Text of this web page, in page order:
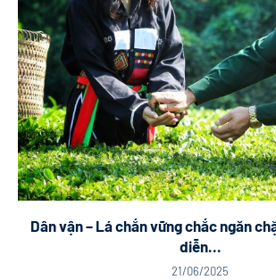
Dân vận – Lá chắn vững chắc ngăn
diễn...
21/06/2025